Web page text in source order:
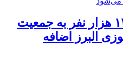
️سالانه ۱۲ هزار نفر به جمعیت
البرز اضافه